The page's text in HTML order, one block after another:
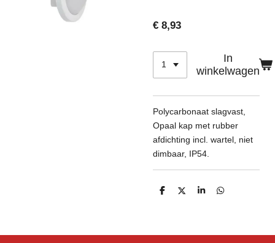
€ 8,93
In
winkelwagen
Polycarbonaat slagvast,
Opaal kap met rubber
afdichting incl. wartel, niet
dimbaar, IP54.
D
D
S
D